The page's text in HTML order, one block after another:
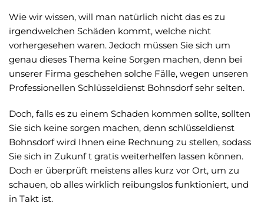
Wie wir wissen, will man natürlich nicht das es zu
irgendwelchen Schäden kommt, welche nicht
vorhergesehen waren. Jedoch müssen Sie sich um
genau dieses Thema keine Sorgen machen, denn bei
unserer Firma geschehen solche Fälle, wegen unseren
Professionellen Schlüsseldienst Bohnsdorf sehr selten.
Doch, falls es zu einem Schaden kommen sollte, sollten
Sie sich keine sorgen machen, denn schlüsseldienst
Bohnsdorf wird Ihnen eine Rechnung zu stellen, sodass
Sie sich in Zukunf t gratis weiterhelfen lassen können.
Doch er überprüft meistens alles kurz vor Ort, um zu
schauen, ob alles wirklich reibungslos funktioniert, und
in Takt ist.